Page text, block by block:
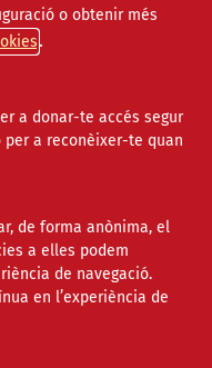
o obtenir més
a donar-te accés segur
a reconèixer-te quan
de forma anònima, el
a elles podem
de navegació.
en l’experiència de
| Tecnològic |
|
avançar